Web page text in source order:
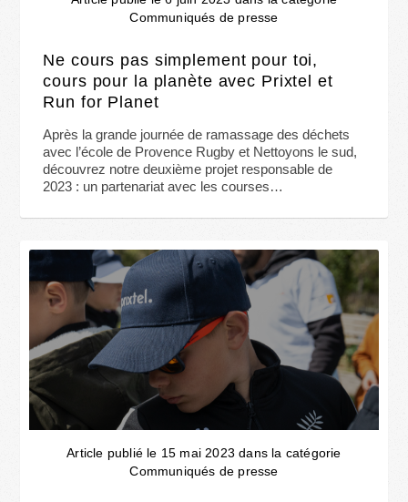
Communiqués de presse
Ne cours pas simplement pour toi,
cours pour la planète avec Prixtel et
Run for Planet
Après la grande journée de ramassage des déchets
avec l’école de Provence Rugby et Nettoyons le sud,
découvrez notre deuxième projet responsable de
2023 : un partenariat avec les courses…
Article publié le 15 mai 2023 dans la catégorie
Communiqués de presse